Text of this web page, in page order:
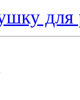
для